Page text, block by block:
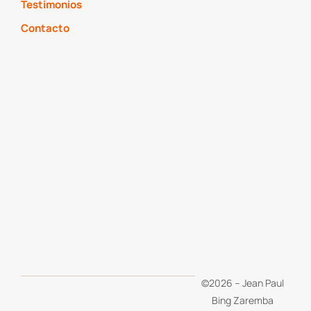
Testimonios
Contacto
©2026 – Jean Paul
Bing Zaremba